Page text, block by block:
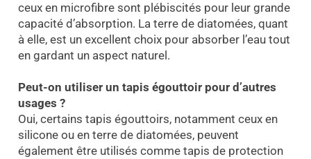
ceux en microfibre sont plébiscités pour leur grande
capacité d’absorption. La terre de diatomées, quant
à elle, est un excellent choix pour absorber l’eau tout
en gardant un aspect naturel.
Peut-on utiliser un tapis égouttoir pour d’autres
usages ?
Oui, certains tapis égouttoirs, notamment ceux en
silicone ou en terre de diatomées, peuvent
également être utilisés comme tapis de protection